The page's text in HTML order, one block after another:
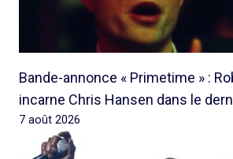
Bande-annonce « Primetime » :
incarne Chris Hansen dans le
7 août 2026